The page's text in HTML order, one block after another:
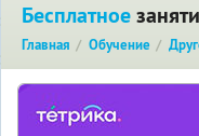
Бесплатное
Главная Обучение